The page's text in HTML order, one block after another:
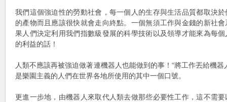
我們這個強迫性的勞動社會，每一個人的生存與生活品質都取決
的產物而且應該很快就會走向終點。一個無須工作與金錢的新社
果人們決定利用我們指數級發展的科學技術以及領導才能來為每
的利益的話！
人類不應該再被強迫做著連機器人也能做到的事！“將工作丟給機
是樂園主義的人們在世界各地所使用的其中一個口號。
更進一步地，由機器人來取代人類去做那些必要性工作，這不需